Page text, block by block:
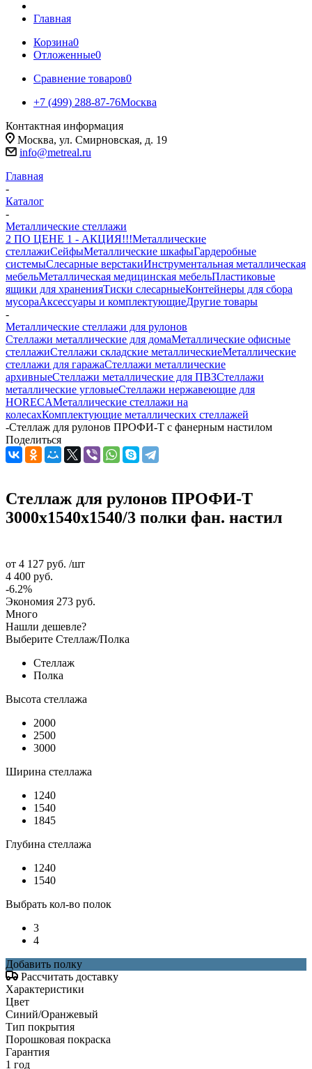
Главная
Корзина0
Отложенные0
Сравнение товаров0
+7 (499) 288-87-76Москва
Контактная информация
Москва, ул. Смирновская, д. 19
info@metreal.ru
Главная
-
Каталог
-
Металлические стеллажи
2 ПО ЦЕНЕ 1 - АКЦИЯ!!!Металлические
стеллажиСейфыМеталлические шкафыГардеробные
системыСлесарные верстакиИнструментальная металлическая
мебельМеталлическая медицинская мебельПластиковые
ящики для храненияТиски слесарныеКонтейнеры для сбора
мусораАксессуары и комплектующиеДругие товары
-
Металлические стеллажи для рулонов
Стеллажи металлические для домаМеталлические офисные
стеллажиСтеллажи складские металлическиеМеталлические
стеллажи для гаражаСтеллажи металлические
архивныеСтеллажи металлические для ПВЗСтеллажи
металлические угловыеСтеллажи нержавеющие для
HORECAМеталлические стеллажи на
колесахКомплектующие металлических стеллажей
-Стеллаж для рулонов ПРОФИ-Т с фанерным настилом
Поделиться
Стеллаж для рулонов ПРОФИ-Т
3000x1540x1540/3 полки фан. настил
от 4 127 руб. /шт
4 400 руб.
-6.2%
Экономия 273 руб.
Много
Нашли дешевле?
Выберите Стеллаж/Полка
Стеллаж
Полка
Высота стеллажа
2000
2500
3000
Ширина стеллажа
1240
1540
1845
Глубина стеллажа
1240
1540
Выбрать кол-во полок
3
4
Добавить полку
Рассчитать доставку
Характеристики
Цвет
Синий/Оранжевый
Тип покрытия
Порошковая покраска
Гарантия
1 год